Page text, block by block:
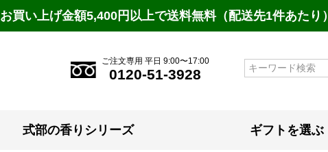
お買い上げ金額5,400円以上で送料無料（配送先1件あたり）
ご注文専用 平日 9:00〜17:00
0120-51-3928
式部の香りシリーズ ギフトを選ぶ